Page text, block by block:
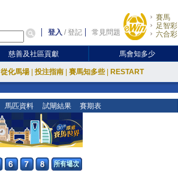
登入 /登記 常見問題
賽馬
足智彩
六合彩
慈善及社區貢獻 馬會知多少
從化馬場 投注指南 賽馬知多些 RESTART
馬匹資料 試閘結果 賽期表